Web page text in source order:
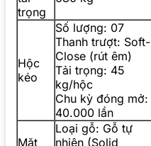
trọng
Hộc
kéo
Số lượng: 07
Thanh trượt: Soft-
Close (rút êm)
Tải trọng: 45
kg/hộc
Chu kỳ đóng mở:
40.000 lần
Mặt
Loại gỗ: Gỗ tự
nhiên (Solid